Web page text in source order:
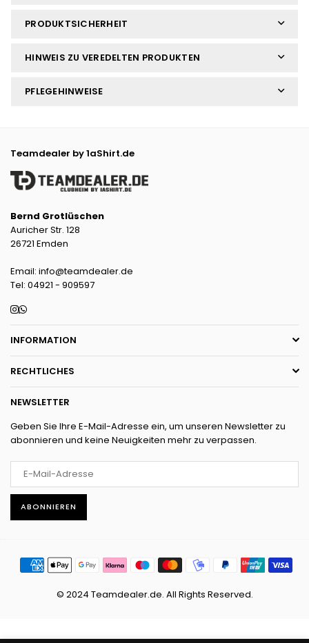
PRODUKTSICHERHEIT
HINWEIS ZU VEREDELTEN PRODUKTEN
PFLEGEHINWEISE
Teamdealer by 1aShirt.de
Bernd Grotlüschen
Auricher Str. 128
26721 Emden
Email: info@teamdealer.de
Tel: 04921 - 909597
Instagram
Whatsapp
INFORMATION
RECHTLICHES
NEWSLETTER
Geben Sie Ihre E-Mail-Adresse ein, um unseren Newsletter zu
abonnieren und keine Neuigkeiten mehr zu verpassen.
ABONNIEREN
© 2024 Teamdealer.de. All Rights Reserved.